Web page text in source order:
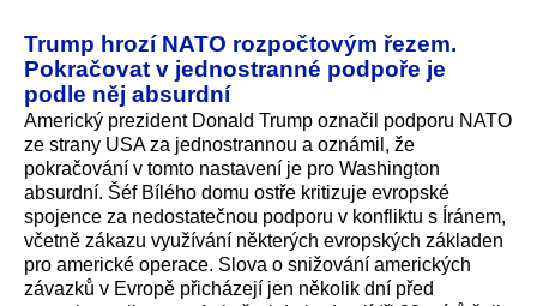
Trump hrozí NATO rozpočtovým řezem.
Pokračovat v jednostranné podpoře je
podle něj absurdní
Americký prezident Donald Trump označil podporu NATO
ze strany USA za jednostrannou a oznámil, že
pokračování v tomto nastavení je pro Washington
absurdní. Šéf Bílého domu ostře kritizuje evropské
spojence za nedostatečnou podporu v konfliktu s Íránem,
včetně zákazu využívání některých evropských základen
pro americké operace. Slova o snižování amerických
závazků v Evropě přicházejí jen několik dní před